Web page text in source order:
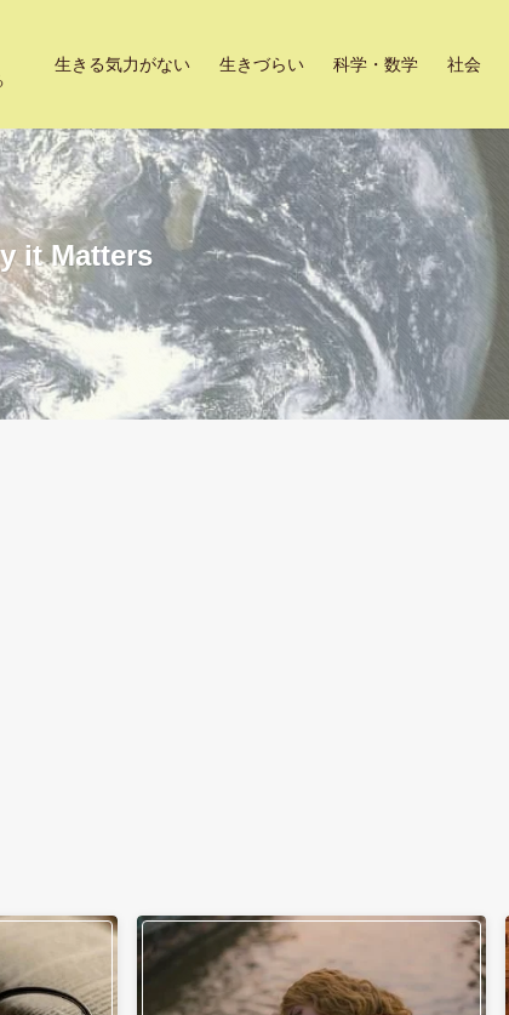
生きる気力がない 生きづらい 科学・数学 社会
it Matters